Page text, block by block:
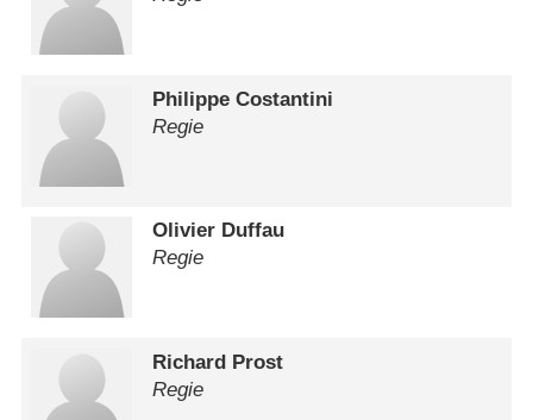
Philippe Costantini
Regie
Olivier Duffau
Regie
Richard Prost
Regie